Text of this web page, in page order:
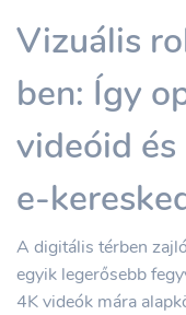
Vizuális
ben: Így
videóid
e-
A digitális térben
egyik legerősebb
4K videók mára